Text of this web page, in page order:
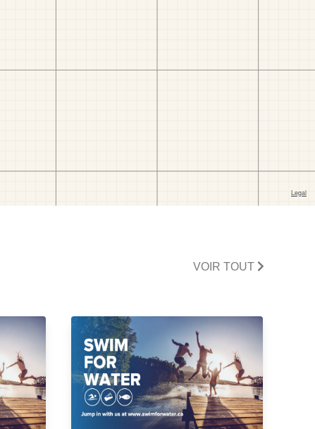
VOIR TOUT